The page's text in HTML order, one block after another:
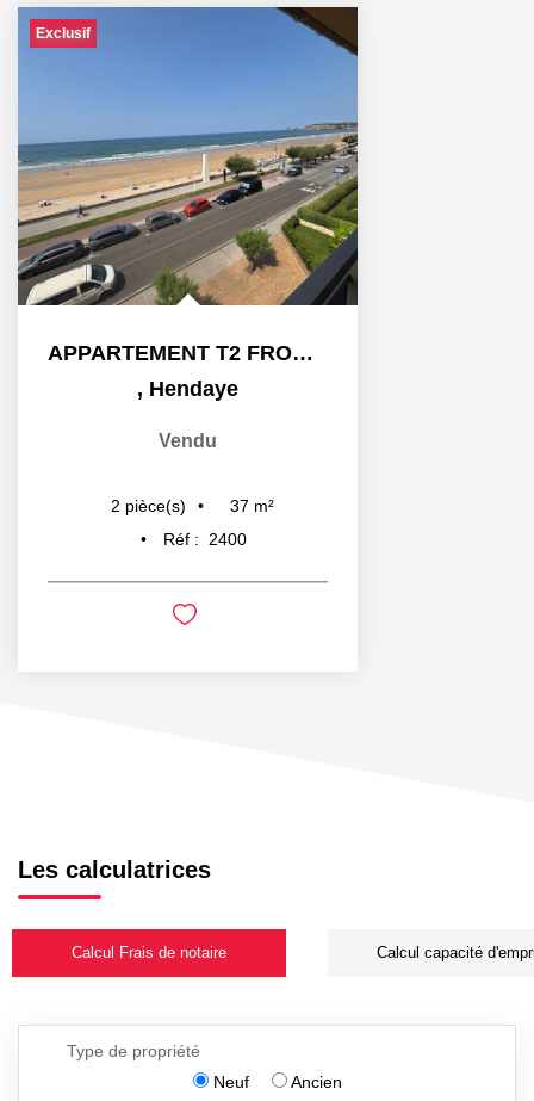
Exclusif
APPARTEMENT T2 FRONT DE MER
, Hendaye
Vendu
2 pièce(s) 37 m²
Réf :
2400
Les calculatrices
Calcul Frais de notaire Calcul capacité